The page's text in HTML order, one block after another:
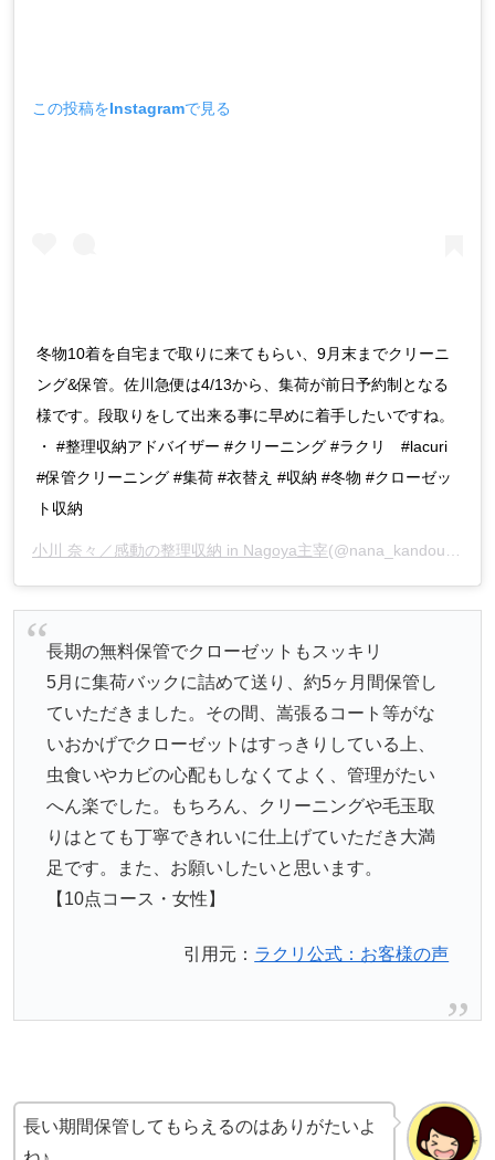
この投稿をInstagramで見る
冬物10着を自宅まで取りに来てもらい、9月末までクリーニ
ング&保管。佐川急便は4/13から、集荷が前日予約制となる
様です。段取りをして出来る事に早めに着手したいですね。
・ #整理収納アドバイザー #クリーニング #ラクリ #lacuri
#保管クリーニング #集荷 #衣替え #収納 #冬物 #クローゼッ
ト収納
小川 奈々／感動の整理収納 in Nagoya主宰(@nana_kandouseiri)がシェアした投稿 –
長期の無料保管でクローゼットもスッキリ
5月に集荷バックに詰めて送り、約5ヶ月間保管し
ていただきました。その間、嵩張るコート等がな
いおかげでクローゼットはすっきりしている上、
虫食いやカビの心配もしなくてよく、管理がたい
へん楽でした。もちろん、クリーニングや毛玉取
りはとても丁寧できれいに仕上げていただき大満
足です。また、お願いしたいと思います。
【10点コース・女性】
引用元： ラクリ公式：お客様の声
長い期間保管してもらえるのはありがたいよ